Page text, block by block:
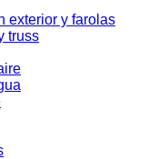
exterior y farolas
truss